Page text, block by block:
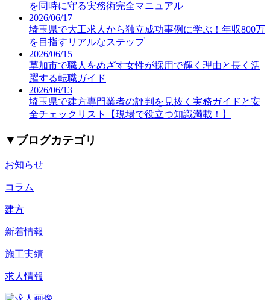
を同時に守る実務術完全マニュアル
2026/06/17
埼玉県で大工求人から独立成功事例に学ぶ！年収800万
を目指すリアルなステップ
2026/06/15
草加市で職人をめざす女性が採用で輝く理由と長く活
躍する転職ガイド
2026/06/13
埼玉県で建方専門業者の評判を見抜く実務ガイドと安
全チェックリスト【現場で役立つ知識満載！】
▼ ブログカテゴリ
お知らせ
コラム
建方
新着情報
施工実績
求人情報